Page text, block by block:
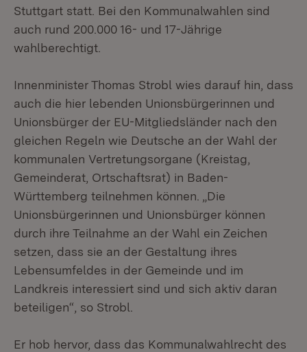
Stuttgart statt. Bei den Kommunalwahlen sind
auch rund 200.000 16- und 17-Jährige
wahlberechtigt.
Innenminister Thomas Strobl wies darauf hin, dass
auch die hier lebenden Unionsbürgerinnen und
Unionsbürger der EU-Mitgliedsländer nach den
gleichen Regeln wie Deutsche an der Wahl der
kommunalen Vertretungsorgane (Kreistag,
Gemeinderat, Ortschaftsrat) in Baden-
Württemberg teilnehmen können. „Die
Unionsbürgerinnen und Unionsbürger können
durch ihre Teilnahme an der Wahl ein Zeichen
setzen, dass sie an der Gestaltung ihres
Lebensumfeldes in der Gemeinde und im
Landkreis interessiert sind und sich aktiv daran
beteiligen“, so Strobl.
Er hob hervor, dass das Kommunalwahlrecht des